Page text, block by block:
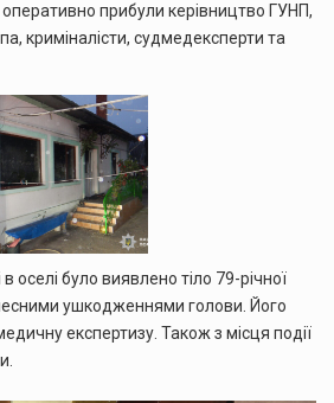
прибули керівництво ГУНП,
криміналісти, судмедексперти та
в оселі було виявлено тіло 79-річної
ушкодженнями голови. Його
експертизу. Також з місця події